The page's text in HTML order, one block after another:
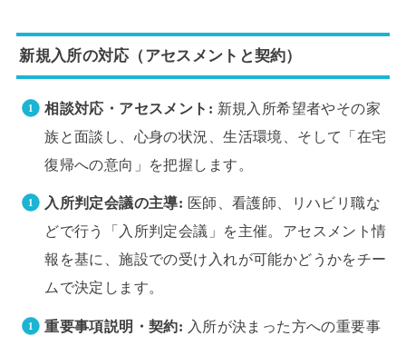
新規入所の対応（アセスメントと契約）
相談対応・アセスメント: 新規入所希望者やその家
族と面談し、心身の状況、生活環境、そして「在宅
復帰への意向」を把握します。
入所判定会議の主導: 医師、看護師、リハビリ職な
どで行う「入所判定会議」を主催。アセスメント情
報を基に、施設での受け入れが可能かどうかをチー
ムで決定します。
重要事項説明・契約: 入所が決まった方への重要事